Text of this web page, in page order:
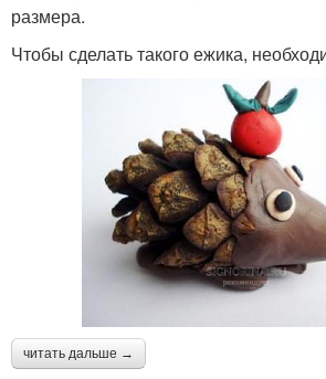
размера.
Чтобы сделать такого ежика,
читать дальше →